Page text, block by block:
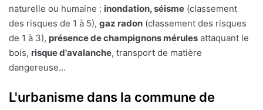
naturelle ou humaine : inondation, séisme (classement
des risques de 1 à 5), gaz radon (classement des risques
de 1 à 3), présence de champignons mérules attaquant le
bois, risque d'avalanche, transport de matière
dangereuse...
L'urbanisme dans la commune de